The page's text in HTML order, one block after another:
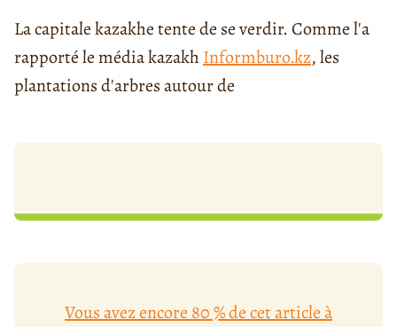
La capitale kazakhe tente de se verdir. Comme l'a
rapporté le média kazakh Informburo.kz, les
plantations d'arbres autour de
Vous avez encore 80 % de cet article à